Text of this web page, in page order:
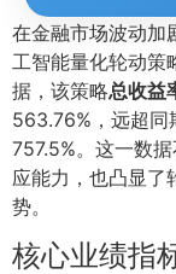
在金融市场波动加
工智能量化轮动策
据，该策略总收益
563.76%，远超同
757.5%。这一数
应能力，也凸显了
势。
核心业绩指